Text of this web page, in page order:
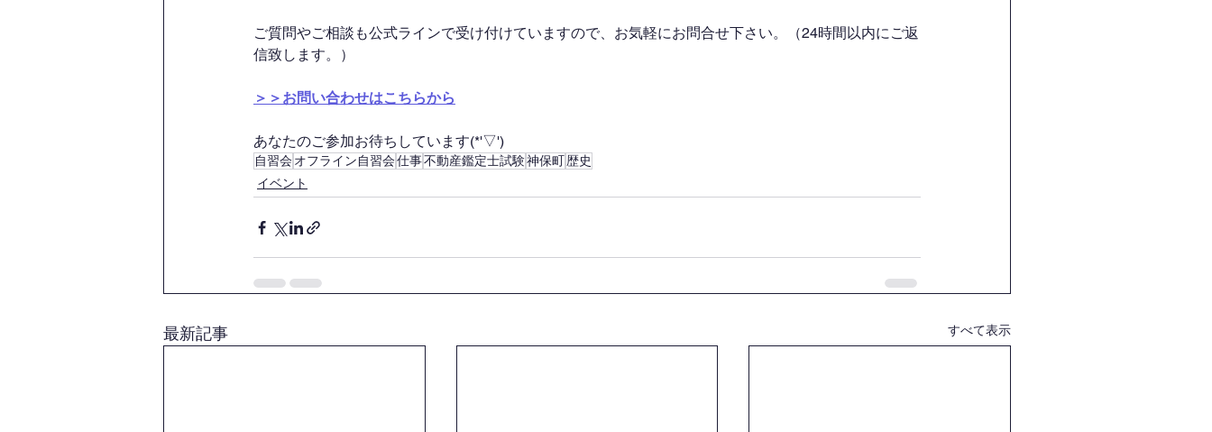
ご質問やご相談も公式ラインで受け付けていますので、お気軽にお問合せ下さい。（24時間以内にご返
信致します。）
＞＞お問い合わせはこちらから
あなたのご参加お待ちしています(*'▽')
自習会オフライン自習会仕事不動産鑑定士試験神保町歴史
イベント
最新記事 すべて表示